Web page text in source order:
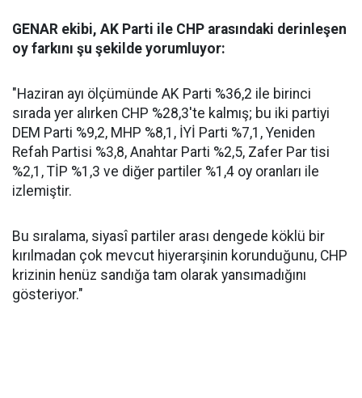
GENAR ekibi, AK Parti ile CHP arasındaki derinleşen
oy farkını şu şekilde yorumluyor:
"Haziran ayı ölçümünde AK Parti %36,2 ile birinci
sırada yer alırken CHP %28,3'te kalmış; bu iki partiyi
DEM Parti %9,2, MHP %8,1, İYİ Parti %7,1, Yeniden
Refah Partisi %3,8, Anahtar Parti %2,5, Zafer Par tisi
%2,1, TİP %1,3 ve diğer partiler %1,4 oy oranları ile
izlemiştir.
Bu sıralama, siyasî partiler arası dengede köklü bir
kırılmadan çok mevcut hiyerarşinin korunduğunu, CHP
krizinin henüz sandığa tam olarak yansımadığını
gösteriyor."